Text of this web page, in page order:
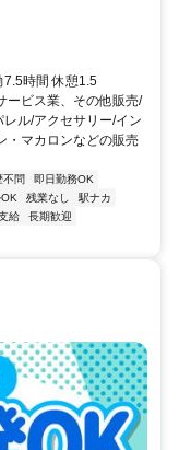
7.5時間 休憩1.5
ービス業、その他販売/
ル/アクセサリー/イン
・マカロンなどの販売
不問
即日勤務OK
残業なし
駅ナカ
給
長期歓迎